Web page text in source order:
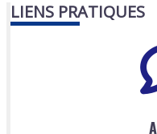
LIENS PRATIQUES